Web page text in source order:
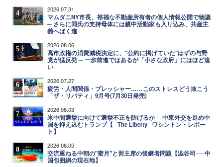
4 2026.07.31
マムダニNY市長、裕福な不動産所有者の個人情報公開で物議
─ さらに同氏の支持母体には親中活動家も入り込み、共産主
義へばく進
5 2026.08.06
高市政権の消費減税決定に、"公約に掲げていた"はずの与野
党が猛反発 ─ 一歩前進ではあるが「小さな政府」にはほど遠
い
6 2026.07.27
疲労・人間関係・プレッシャー……このストレスどう抜こう
「ザ・リバティ」9月号(7月30日発売)
7 2026.08.03
米中間選挙に向けて選挙不正を防げるか ─ 中東外交を進め中
国を抑え込むトランプ【─The Liberty─ワシントン・レポー
ト】
8 2026.08.05
交流重ねる中朝の"蜜月"と習主席の後継者問題【澁谷司──中
国包囲網の現在地】